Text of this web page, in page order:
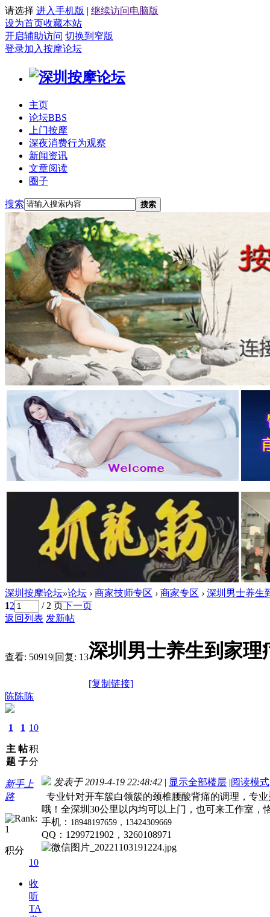
请选择 进入手机版 | 继续访问电脑版
设为首页收藏本站
开启辅助访问 切换到窄版
登录加入按摩论坛
主页
论坛BBS
上门按摩
深夜消费行为观察
新闻资讯
文章阅读
圈子
搜索 搜索
深圳按摩论坛»论坛 › 商家技师专区 › 商家专区 › 深圳男士养生
12 / 2 页下一页
返回列表 发新帖
查看: 50919|回复: 13深圳男士养生到家理
[复制链接]
陈陈陈
1
主
题
1
帖
子
10
积
分
新手上
路
积分
10
收
听
TA
发表于 2019-4-19 22:48:42 | 显示全部楼层 |阅读模式
专业针对开车簇白领簇的颈椎腰酸背痛的调理，专业
哦！全深圳30公里以内均可以上门，也可来工作室，
手机： 18948197659，13424309669
QQ：1299721902，3260108971